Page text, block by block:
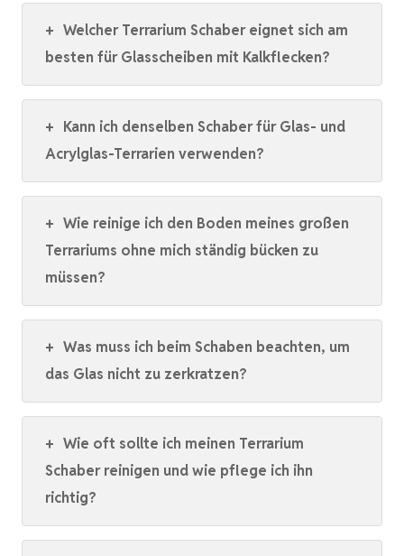
+ Welcher Terrarium Schaber eignet sich am
besten für Glasscheiben mit Kalkflecken?
+ Kann ich denselben Schaber für Glas- und
Acrylglas-Terrarien verwenden?
+ Wie reinige ich den Boden meines großen
Terrariums ohne mich ständig bücken zu
müssen?
+ Was muss ich beim Schaben beachten, um
das Glas nicht zu zerkratzen?
+ Wie oft sollte ich meinen Terrarium
Schaber reinigen und wie pflege ich ihn
richtig?